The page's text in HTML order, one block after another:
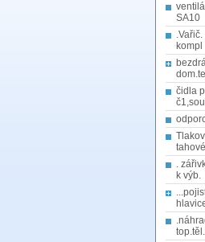
SA10
kompl
čidla
.
k výb.